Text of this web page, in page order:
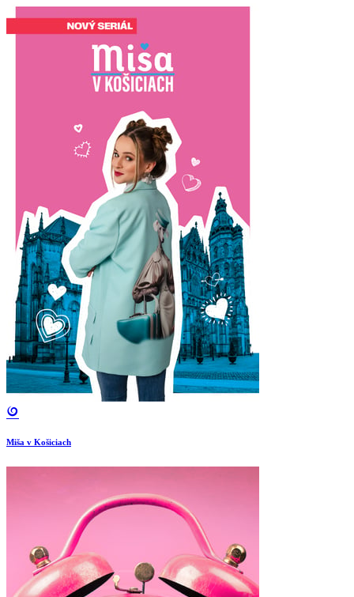
Miša v Košiciach